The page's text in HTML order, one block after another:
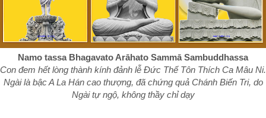
Namo tassa Bhagavato Arāhato Sammā Sambuddhassa
Con đem hết lòng thành kính đảnh lễ Đức Thế Tôn Thích Ca Mâu Ni.
Ngài là bậc A La Hán cao thượng, đã chứng quả Chánh Biến Tri, do
Ngài tự ngộ, không thầy chỉ dạy